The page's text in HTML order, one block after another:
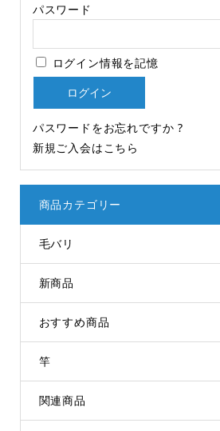
パスワード
ログイン情報を記憶
パスワードをお忘れですか ?
新規ご入会はこちら
商品カテゴリー
毛バリ
新商品
おすすめ商品
竿
関連商品